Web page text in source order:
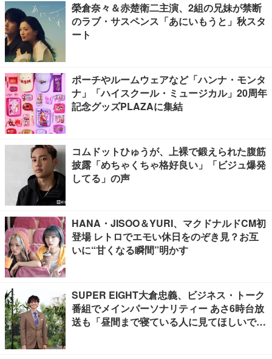
榮倉奈々＆赤楚衛二主演、2組の兄妹が禁断
のラブ・サスペンス「あにいもうと」秋スタ
ート
ポーチやルームウェアなど「ハンナ・モンタ
ナ」「ハイスクール・ミュージカル」20周年
記念グッズPLAZAに集結
コムドットひゅうが、上裸で鍛えられた腹筋
披露「めちゃくちゃ格好良い」「ビジュ爆発
してる」の声
HANA・JISOO＆YURI、マクドナルドCM初
登場 レトロでエモい休日をのぞき見？お互
いに“甘くなる瞬間”明かす
SUPER EIGHT大倉忠義、ビジネス・トーク
番組でメインパーソナリティー あさ6時台放
送も「昼間まで寝ている人に見てほしいで